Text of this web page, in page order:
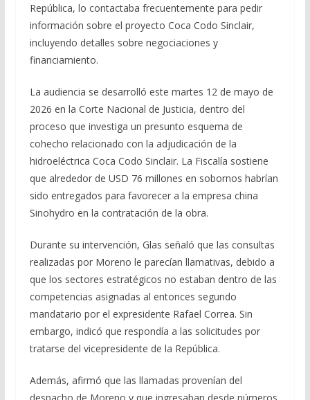
República, lo contactaba frecuentemente para pedir
información sobre el proyecto Coca Codo Sinclair,
incluyendo detalles sobre negociaciones y
financiamiento.
La audiencia se desarrolló este martes 12 de mayo de
2026 en la Corte Nacional de Justicia, dentro del
proceso que investiga un presunto esquema de
cohecho relacionado con la adjudicación de la
hidroeléctrica Coca Codo Sinclair. La Fiscalía sostiene
que alrededor de USD 76 millones en sobornos habrían
sido entregados para favorecer a la empresa china
Sinohydro en la contratación de la obra.
Durante su intervención, Glas señaló que las consultas
realizadas por Moreno le parecían llamativas, debido a
que los sectores estratégicos no estaban dentro de las
competencias asignadas al entonces segundo
mandatario por el expresidente Rafael Correa. Sin
embargo, indicó que respondía a las solicitudes por
tratarse del vicepresidente de la República.
Además, afirmó que las llamadas provenían del